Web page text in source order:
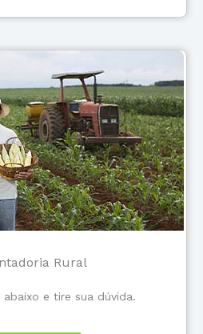
Rural
e tire sua dúvida.